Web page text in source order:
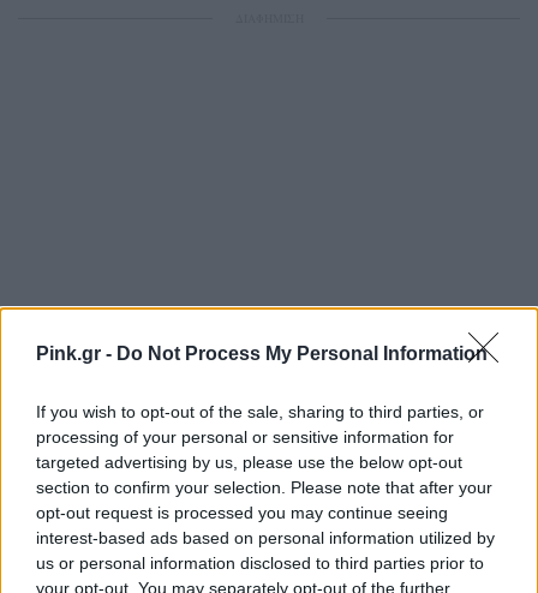
Pink.gr - Do Not Process My Personal Information
If you wish to opt-out of the sale, sharing to third parties, or
processing of your personal or sensitive information for
targeted advertising by us, please use the below opt-out
section to confirm your selection. Please note that after your
opt-out request is processed you may continue seeing
interest-based ads based on personal information utilized by
us or personal information disclosed to third parties prior to
your opt-out. You may separately opt-out of the further